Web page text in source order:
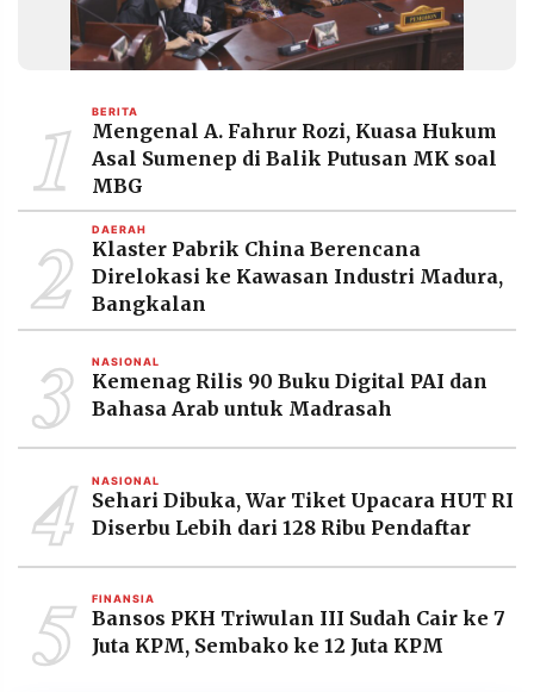
1 BERITA
Mengenal A. Fahrur Rozi, Kuasa Hukum
Asal Sumenep di Balik Putusan MK soal
MBG
2 DAERAH
Klaster Pabrik China Berencana
Direlokasi ke Kawasan Industri Madura,
Bangkalan
3 NASIONAL
Kemenag Rilis 90 Buku Digital PAI dan
Bahasa Arab untuk Madrasah
4 NASIONAL
Sehari Dibuka, War Tiket Upacara HUT RI
Diserbu Lebih dari 128 Ribu Pendaftar
5 FINANSIA
Bansos PKH Triwulan III Sudah Cair ke 7
Juta KPM, Sembako ke 12 Juta KPM